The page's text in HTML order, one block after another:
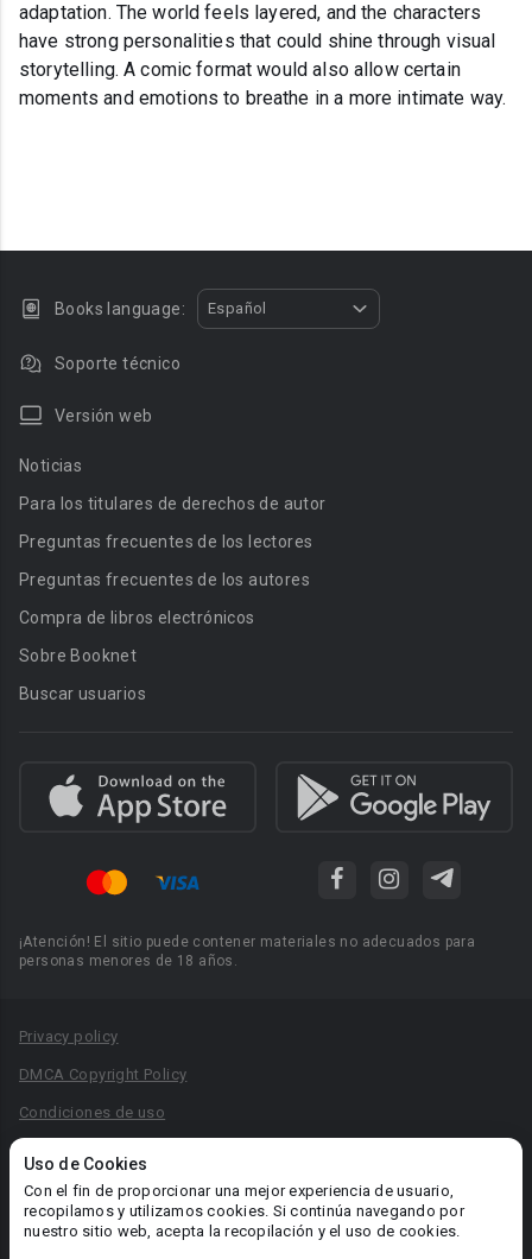
adaptation. The world feels layered, and the characters
have strong personalities that could shine through visual
storytelling. A comic format would also allow certain
moments and emotions to breathe in a more intimate way.
Uso de Cookies
Con el fin de proporcionar una mejor experiencia de usuario,
recopilamos y utilizamos cookies. Si continúa navegando por
nuestro sitio web, acepta la recopilación y el uso de cookies.
Books language: Español
Soporte técnico
Versión web
Noticias
Para los titulares de derechos de autor
Preguntas frecuentes de los lectores
Preguntas frecuentes de los autores
Compra de libros electrónicos
Sobre Booknet
Buscar usuarios
¡Atención! El sitio puede contener materiales no adecuados para
personas menores de 18 años.
Privacy policy
DMCA Copyright Policy
Condiciones de uso
Reglas para la publicación de libros
Área RR.PP.: pr@booknet.com